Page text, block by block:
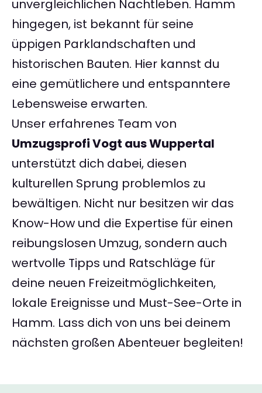
unvergleichlichen Nachtleben. Hamm
hingegen, ist bekannt für seine
üppigen Parklandschaften und
historischen Bauten. Hier kannst du
eine gemütlichere und entspanntere
Lebensweise erwarten.
Unser erfahrenes Team von
Umzugsprofi Vogt aus Wuppertal
unterstützt dich dabei, diesen
kulturellen Sprung problemlos zu
bewältigen. Nicht nur besitzen wir das
Know-How und die Expertise für einen
reibungslosen Umzug, sondern auch
wertvolle Tipps und Ratschläge für
deine neuen Freizeitmöglichkeiten,
lokale Ereignisse und Must-See-Orte in
Hamm. Lass dich von uns bei deinem
nächsten großen Abenteuer begleiten!